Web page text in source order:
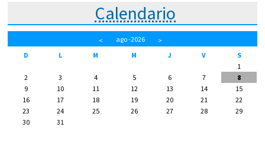
Calendario
< ago-2026
>
D
L M M J V
S
1
2
3 4 5 6 7
8
9
10 11 12 13 14
15
16
17 18 19 20 21
22
23
24 25 26 27 28
29
30
31